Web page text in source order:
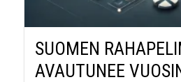
SUOMEN
AVAUTUNEE